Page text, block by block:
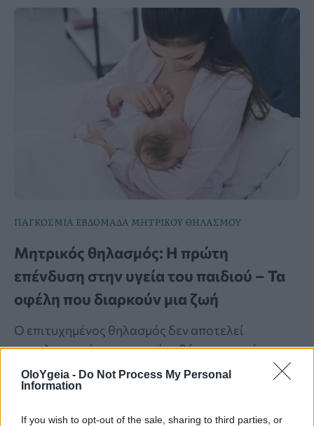
OloYgeia - Do Not Process My Personal
Information
If you wish to opt-out of the sale, sharing to third parties, or
ΠΑΓΚΟΣΜΙΑ ΕΒΔΟΜΑΔΑ ΜΗΤΡΙΚΟΥ ΘΗΛΑΣΜΟΥ
Μητρικός θηλασμός: Η πρώτη
επένδυση στην υγεία του παιδιού – Τα
οφέλη που διαρκούν μια ζωή
Ο επιτυχημένος θηλασμός δεν αποτελεί
αποκλειστικά προσωπική ευθύνη της μητέρας ,
προϋποθέτει ένα περιβάλλον ενημέρωσης,
αποδοχής και ουσιαστικής υποστήριξης.